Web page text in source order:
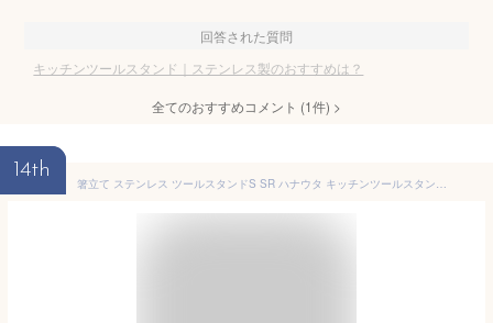
回答された質問
キッチンツールスタンド｜ステンレス製のおすすめは？
全てのおすすめコメント (1件) >
14th
箸立て ステンレス ツールスタンドS SR ハナウタ キッチンツールスタンド スリム おたま 菜箸 燕三条 be worth style ビーワーススタイル hanauta 日本製 北欧 雑貨